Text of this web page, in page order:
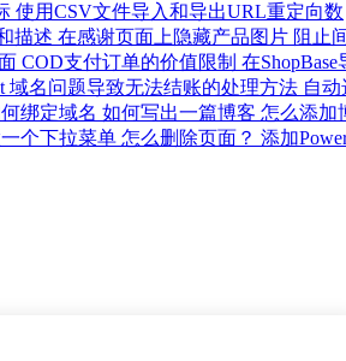
使用CSV文件导入和导出URL重定向数
描述 在感谢页面上隐藏产品图片 阻止
COD支付订单的价值限制 在ShopBase
域名问题导致无法结账的处理方法 自动
何绑定域名 如何写出一篇博客 怎么添加
个下拉菜单 怎么删除页面？ 添加